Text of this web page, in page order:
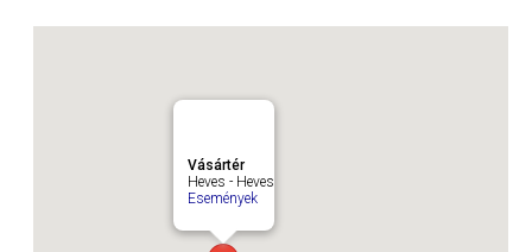
Vásártér
Heves - Heves
Események